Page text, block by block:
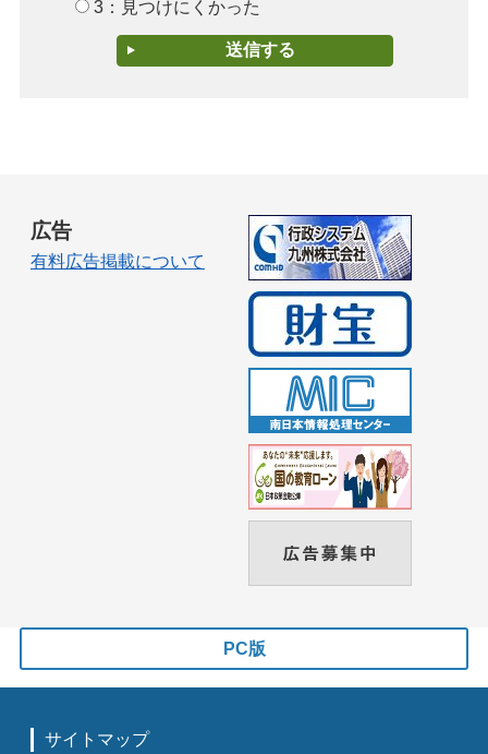
3：見つけにくかった
広告
有料広告掲載について
PC版
サイトマップ